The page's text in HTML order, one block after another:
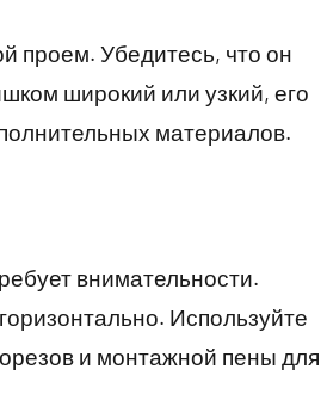
проем. Убедитесь, что он
широкий или узкий, его
материалов.
внимательности.
Используйте
и монтажной пены для